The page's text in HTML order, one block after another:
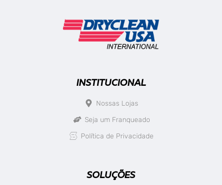
INSTITUCIONAL
Nossas Lojas
Seja um Franqueado
Política de Privacidade
SOLUÇÕES